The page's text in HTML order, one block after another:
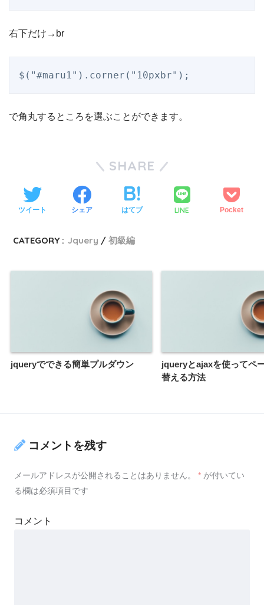
右下だけ→br
$("#maru1").corner("10pxbr");
で角丸するところを選ぶことができます。
SHARE
ツイート シェア はてブ LINE Pocket
CATEGORY : Jquery 初級編
jqueryでできる簡単プルダウン
jqueryとajaxを使ってペ
替える方法
コメントを残す
メールアドレスが公開されることはありません。 * が付いてい
る欄は必須項目です
コメント